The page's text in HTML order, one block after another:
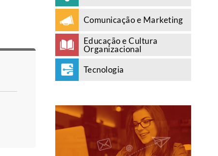
Comunicação e Marketing
Educação e Cultura
Organizacional
Tecnologia